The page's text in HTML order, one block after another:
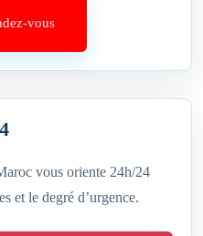
vous
vous oriente 24h/24
et le degré d’urgence.